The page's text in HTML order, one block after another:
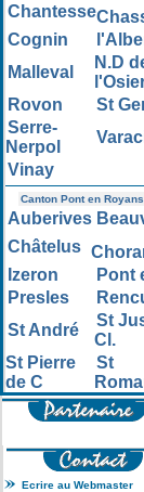
Chantesse
Cognin
Malleval
N.D
Rovon
St
Serre-
Nerpol
Vinay
Canton Pont en Royans
Auberives
Châtelus
Izeron
Pont
Presles
St André
St
Cl.
St Pierre
de C
St
Ecrire au Webmaster